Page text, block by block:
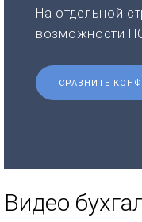
На отдельной
возможности
СРАВНИТЕ
Видео